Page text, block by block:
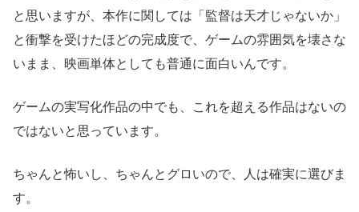
と思いますが、本作に関しては「監督は天才じゃないか」
と衝撃を受けたほどの完成度で、ゲームの雰囲気を壊さな
いまま、映画単体としても普通に面白いんです。
ゲームの実写化作品の中でも、これを超える作品はないの
ではないと思っています。
ちゃんと怖いし、ちゃんとグロいので、人は確実に選びま
す。